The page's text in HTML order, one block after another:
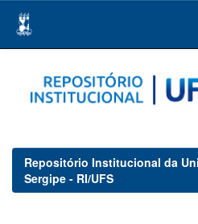
navigation
Repositório Institucional da
Sergipe - RI/UFS